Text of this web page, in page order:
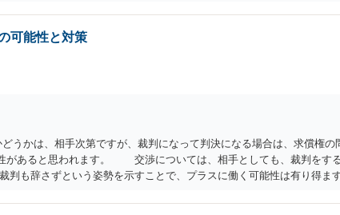
と考えます。 ③ 借用書があっても、後から100万円を貸付扱いに変
のに利益を取得した）として返還請求されているものかと推察します
が既に約100万あり。今年に再婚したが主人はお金に厳しい為、一括
すか。 ⇒判決となり敗訴してしまった場合は、強制執行により不動
ば柔軟な解決が可能ですので、その場合は分割払いにより支払うこ
しょうか。 ⇒ご相談者様の認識を前提にすれば、１００万円も含めて
かと存じます。
可能性と対策
かは、相手次第ですが、裁判になって判決になる場合は、求償権
があると思われます。 交渉については、相手としても、裁判をする
も辞さずという姿勢を示すことで、プラスに働く可能性は有り得
を進めるうえでの交渉材料かと思います。 なお、ご自身が離